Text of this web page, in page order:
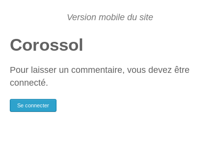
Corossol
Pour laisser un commentaire, vous devez être
connecté.
Se connecter